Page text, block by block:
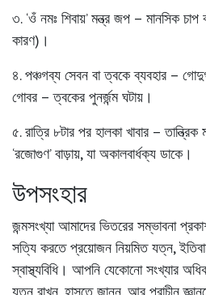
৩. ‘ওঁ নমঃ শিবায়’ মন্ত্র জপ – মানসিক চাপ
কারণ)।
৪.পঞ্চগব্য সেবন বা ত্বকে ব্যবহার–
গোবর – ত্বকের পুনর্জন্ম ঘটায়।
৫.রাত্রি ৮টার পর হালকা খাবার– তান্ত্রিক
‘রজোগুণ’ বাড়ায়, যা অকালবার্ধক্য ডাকে।
উপসংহার
জন্মসংখ্যা আমাদের ভিতরের সম্ভাবনা
সত্যি করতে প্রয়োজন নিয়মিত যত্ন,
স্বাস্থ্যবিধি। আপনি যেকোনো সংখ্যার